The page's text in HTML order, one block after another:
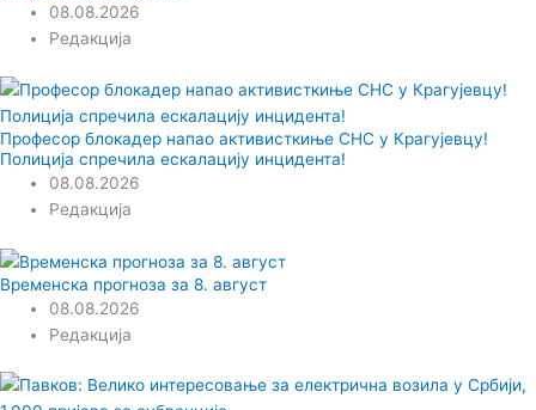
08.08.2026
Редакција
Професор блокадер напао активисткиње СНС у Крагујевцу!
Полиција спречила ескалацију инцидента!
08.08.2026
Редакција
Временска прогноза за 8. август
08.08.2026
Редакција